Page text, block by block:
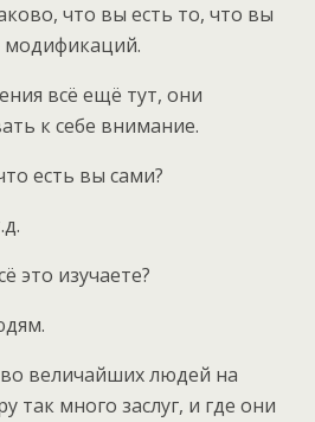
что вы есть то, что вы
модификаций.
всё ещё тут, они
к себе внимание.
есть вы сами?
это изучаете?
величайших людей на
так много заслуг, и где они